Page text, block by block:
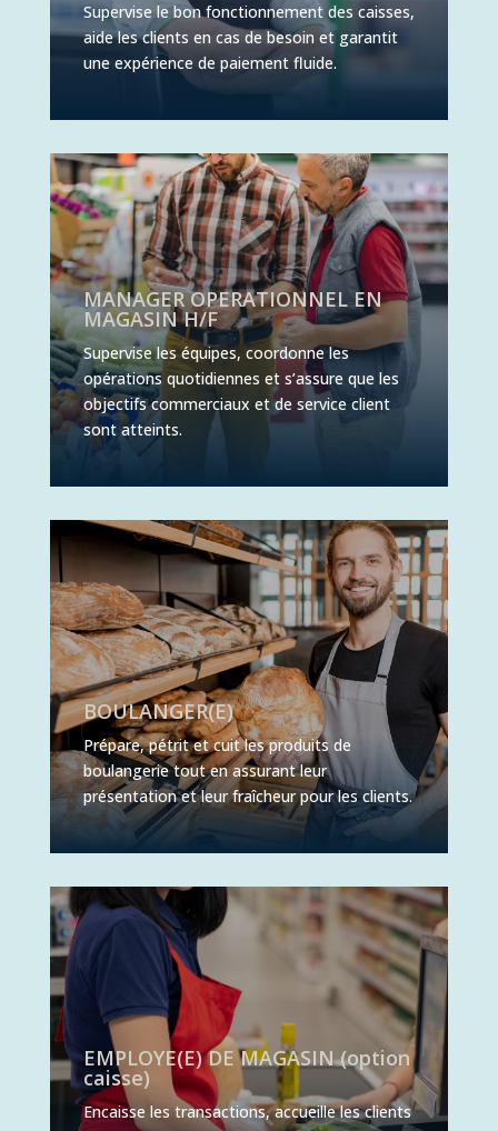
Supervise le bon fonctionnement des caisses,
aide les clients en cas de besoin et garantit
une expérience de paiement fluide.
MANAGER OPERATIONNEL EN
MAGASIN H/F
Supervise les équipes, coordonne les
opérations quotidiennes et s’assure que les
objectifs commerciaux et de service client
sont atteints.
BOULANGER(E)
Prépare, pétrit et cuit les produits de
boulangerie tout en assurant leur
présentation et leur fraîcheur pour les clients.
EMPLOYE(E) DE MAGASIN (option
caisse)
Encaisse les transactions, accueille les clients